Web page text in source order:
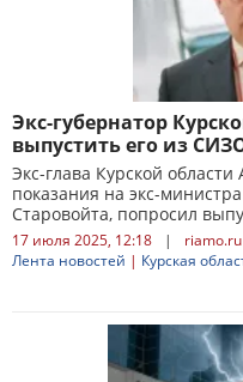
Экс-губернатор
выпустить его из
Экс-глава Курской
показания на экс-
Старовойта, попросил
17 июля 2025, 12:18 |
riamo.ru
Лента новостей | Курская